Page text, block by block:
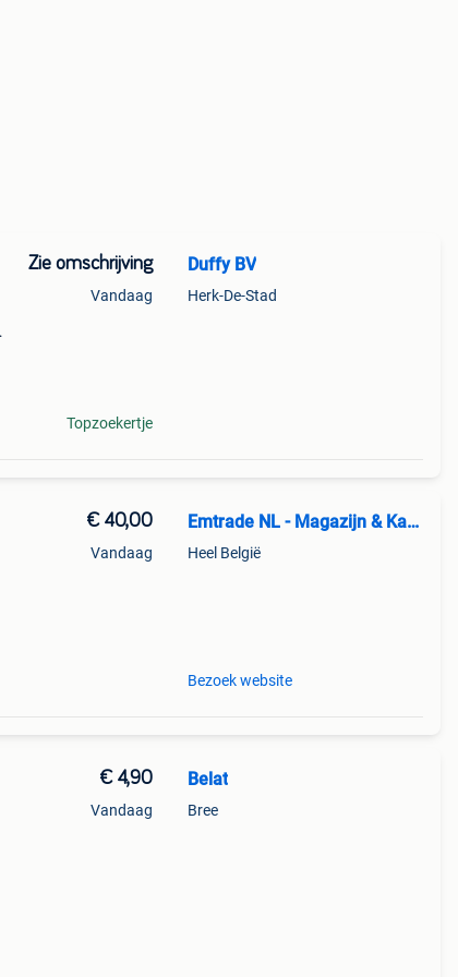
Zie omschrijving
Vandaag
Topzoekertje
Duffy BV
Herk-De-Stad
€ 40,00
Vandaag
Emtrade NL - Magazijn & Kantoor
Heel België
Bezoek website
€ 4,90
Vandaag
Belat
Bree